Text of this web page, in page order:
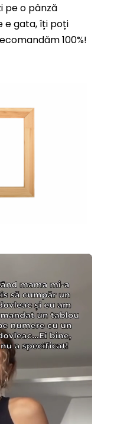
pe o pânză
e gata, îți poți
100%!